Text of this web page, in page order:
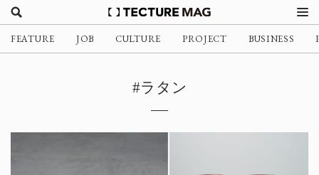
FEATURE JOB CULTURE PROJECT BUSINESS
#ラタン